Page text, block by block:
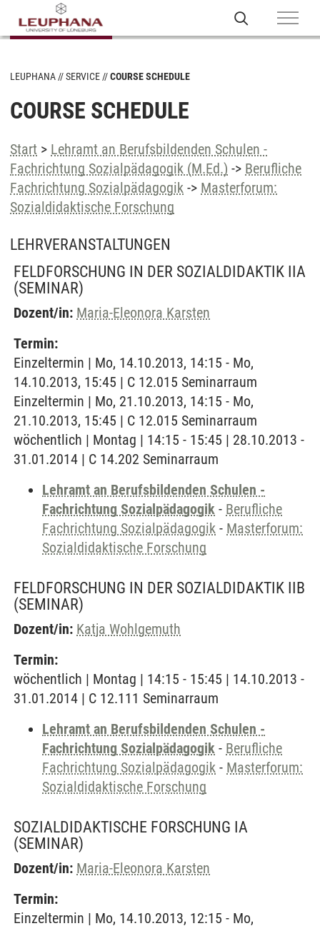
LEUPHANA SERVICE COURSE SCHEDULE
COURSE SCHEDULE
Start > Lehramt an Berufsbildenden Schulen -
Fachrichtung Sozialpädagogik (M.Ed.) -> Berufliche
Fachrichtung Sozialpädagogik -> Masterforum:
Sozialdidaktische Forschung
LEHRVERANSTALTUNGEN
FELDFORSCHUNG IN DER SOZIALDIDAKTIK IIA
(SEMINAR)
Dozent/in: Maria-Eleonora Karsten
Termin:
Einzeltermin | Mo, 14.10.2013, 14:15 - Mo,
14.10.2013, 15:45 | C 12.015 Seminarraum
Einzeltermin | Mo, 21.10.2013, 14:15 - Mo,
21.10.2013, 15:45 | C 12.015 Seminarraum
wöchentlich | Montag | 14:15 - 15:45 | 28.10.2013 -
31.01.2014 | C 14.202 Seminarraum
Lehramt an Berufsbildenden Schulen -
Fachrichtung Sozialpädagogik - Berufliche
Fachrichtung Sozialpädagogik - Masterforum:
Sozialdidaktische Forschung
FELDFORSCHUNG IN DER SOZIALDIDAKTIK IIB
(SEMINAR)
Dozent/in: Katja Wohlgemuth
Termin:
wöchentlich | Montag | 14:15 - 15:45 | 14.10.2013 -
31.01.2014 | C 12.111 Seminarraum
Lehramt an Berufsbildenden Schulen -
Fachrichtung Sozialpädagogik - Berufliche
Fachrichtung Sozialpädagogik - Masterforum:
Sozialdidaktische Forschung
SOZIALDIDAKTISCHE FORSCHUNG IA
(SEMINAR)
Dozent/in: Maria-Eleonora Karsten
Termin:
Einzeltermin | Mo, 14.10.2013, 12:15 - Mo,